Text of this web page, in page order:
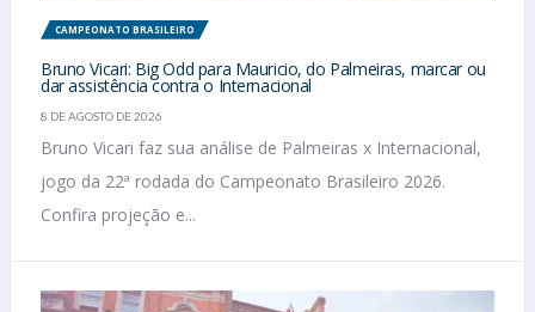
CAMPEONATO BRASILEIRO
Bruno Vicari: Big Odd para Mauricio, do Palmeiras, marcar ou
dar assistência contra o Internacional
8 DE AGOSTO DE 2026
Bruno Vicari faz sua análise de Palmeiras x Internacional,
jogo da 22ª rodada do Campeonato Brasileiro 2026.
Confira projeção e...